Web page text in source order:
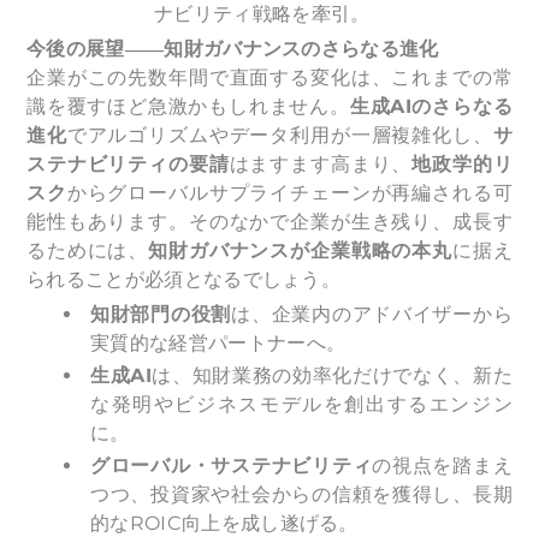
ナビリティ戦略を牽引。
今後の展望――知財ガバナンスのさらなる進化
企業がこの先数年間で直面する変化は、これまでの常
識を覆すほど急激かもしれません。 生成AIのさらなる
進化でアルゴリズムやデータ利用が一層複雑化し、 サ
ステナビリティの要請はますます高まり、地政学的リ
スク からグローバルサプライチェーンが再編される可
能性もあります。そのなかで企業が生き残り、成長す
るためには、知財ガバナンスが企業戦略の本丸に据え
られることが必須となるでしょう。
知財部門の役割 は、企業内のアドバイザーから
実質的な経営パートナーへ。
生成AIは、知財業務の効率化だけでなく、新た
な発明やビジネスモデルを創出するエンジン
に。
グローバル・サステナビリティの視点を踏まえ
つつ、投資家や社会からの信頼を獲得し、長期
的なROIC向上を成し遂げる。